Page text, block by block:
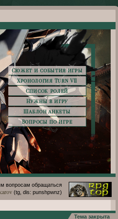
Сюжет и события игры
Хронология Turn VII
Список ролей
Нужны в игру
Шаблон анкеты
Вопросы по игре
вопросам обращаться
(tg, dis: punshpwnz)
Тема закрыта